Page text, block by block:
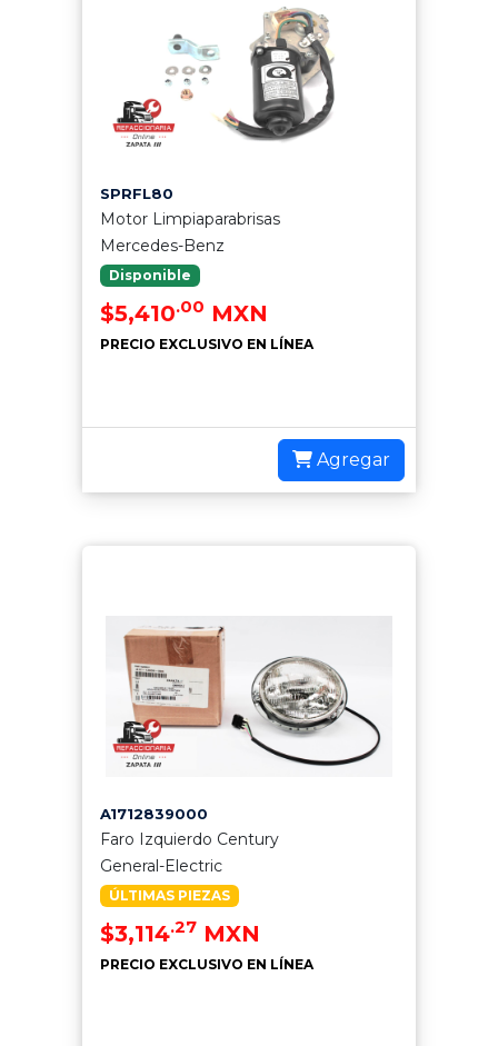
SPRFL80
Motor Limpiaparabrisas
Mercedes-Benz
Disponible
$5,410.00 MXN
PRECIO EXCLUSIVO EN LÍNEA
Agregar
A1712839000
Faro Izquierdo Century
General-Electric
ÚLTIMAS PIEZAS
$3,114.27 MXN
PRECIO EXCLUSIVO EN LÍNEA